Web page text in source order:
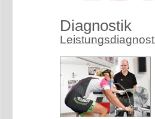
Diagnostik